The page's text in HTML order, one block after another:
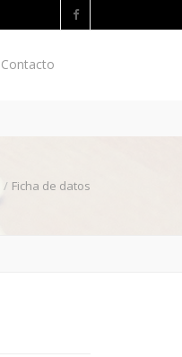
Contacto
Ficha de datos